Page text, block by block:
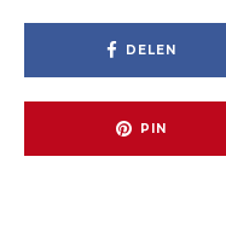
DELEN
PIN